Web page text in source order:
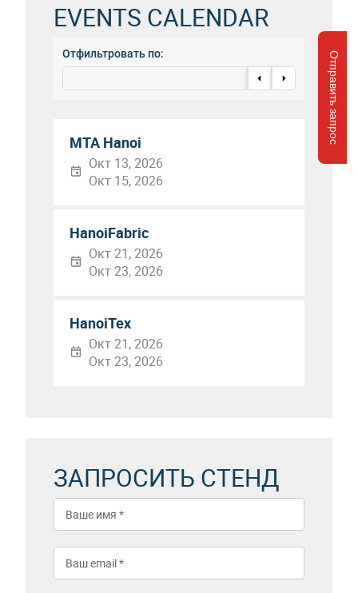
Отправить запрос
EVENTS CALENDAR
Отфильтровать по:
MTA Hanoi
Окт 13, 2026
Окт 15, 2026
HanoiFabric
Окт 21, 2026
Окт 23, 2026
HanoiTex
Окт 21, 2026
Окт 23, 2026
ЗАПРОСИТЬ СТЕНД